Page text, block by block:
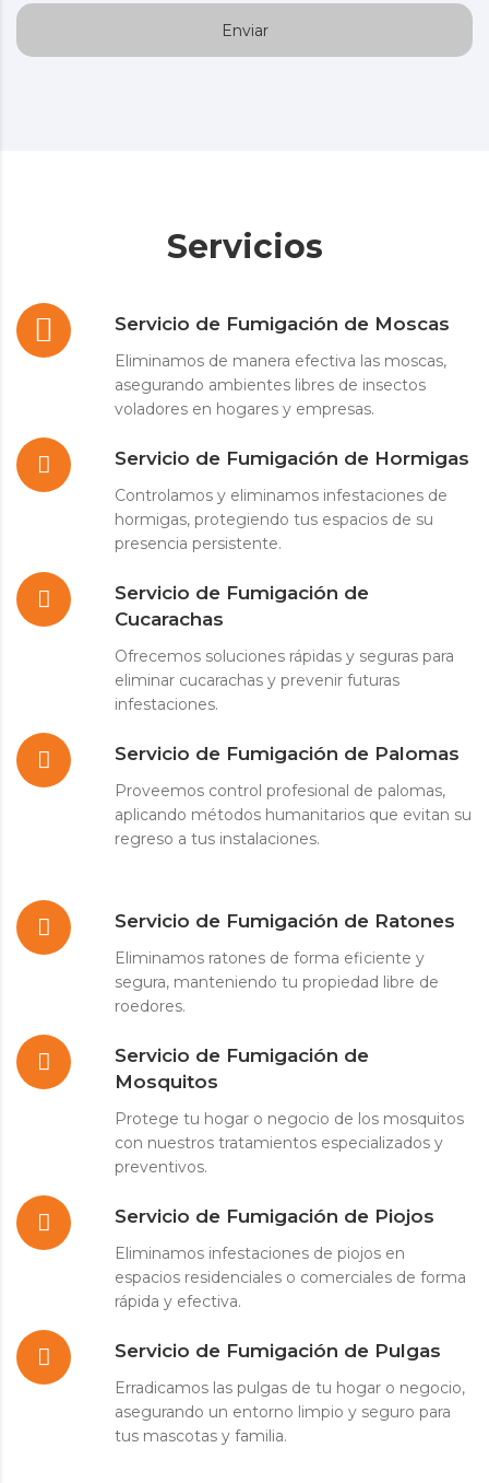
Servicios
Servicio de Fumigación de Moscas
Eliminamos de manera efectiva las moscas,
asegurando ambientes libres de insectos
voladores en hogares y empresas.
Servicio de Fumigación de Hormigas
Controlamos y eliminamos infestaciones de
hormigas, protegiendo tus espacios de su
presencia persistente.
Servicio de Fumigación de
Cucarachas
Ofrecemos soluciones rápidas y seguras para
eliminar cucarachas y prevenir futuras
infestaciones.
Servicio de Fumigación de Palomas
Proveemos control profesional de palomas,
aplicando métodos humanitarios que evitan su
regreso a tus instalaciones.
Servicio de Fumigación de Ratones
Eliminamos ratones de forma eficiente y
segura, manteniendo tu propiedad libre de
roedores.
Servicio de Fumigación de
Mosquitos
Protege tu hogar o negocio de los mosquitos
con nuestros tratamientos especializados y
preventivos.
Servicio de Fumigación de Piojos
Eliminamos infestaciones de piojos en
espacios residenciales o comerciales de forma
rápida y efectiva.
Servicio de Fumigación de Pulgas
Erradicamos las pulgas de tu hogar o negocio,
asegurando un entorno limpio y seguro para
tus mascotas y familia.